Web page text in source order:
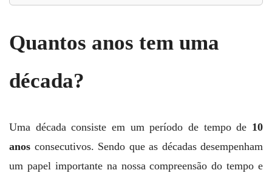
Quantos anos tem uma
década?
Uma década consiste em um período de tempo de 10
anos consecutivos. Sendo que as décadas desempenham
um papel importante na nossa compreensão do tempo e